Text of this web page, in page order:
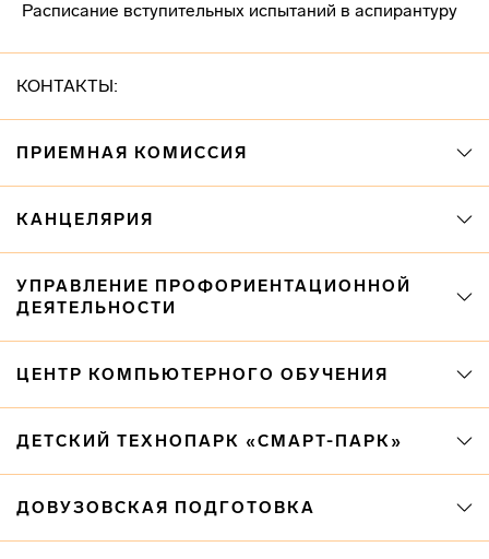
Расписание вступительных испытаний в аспирантуру
КОНТАКТЫ:
ПРИЕМНАЯ КОМИССИЯ
КАНЦЕЛЯРИЯ
УПРАВЛЕНИЕ ПРОФОРИЕНТАЦИОННОЙ
ДЕЯТЕЛЬНОСТИ
ЦЕНТР КОМПЬЮТЕРНОГО ОБУЧЕНИЯ
ДЕТСКИЙ ТЕХНОПАРК «СМАРТ-ПАРК»
ДОВУЗОВСКАЯ ПОДГОТОВКА